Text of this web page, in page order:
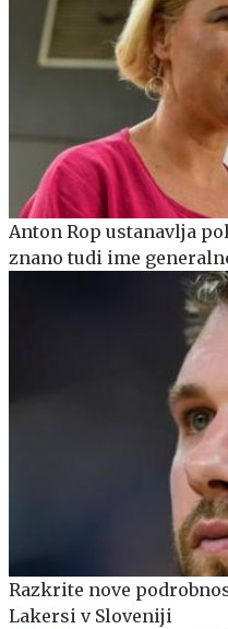
Anton Rop ustanavlja
znano tudi ime
Razkrite nove
Lakersi v Sloveniji